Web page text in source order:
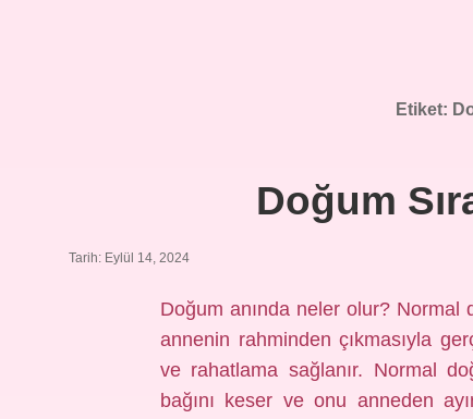
Etiket:
Doğum
Tarih: Eylül 14, 2024
Doğum anında neler olur? Normal
annenin rahminden çıkmasıyla
ve rahatlama sağlanır. Normal
bağını keser ve onu anneden